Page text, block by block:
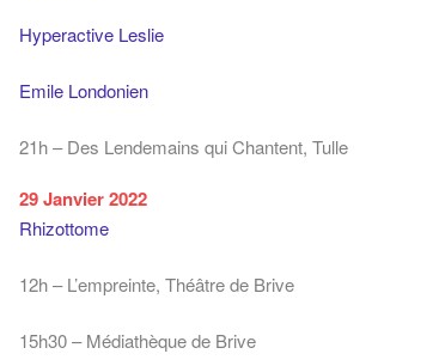
Hyperactive Leslie
Emile Londonien
21h – Des Lendemains qui Chantent, Tulle
29 Janvier 2022
Rhizottome
12h – L’empreinte, Théâtre de Brive
15h30 – Médiathèque de Brive